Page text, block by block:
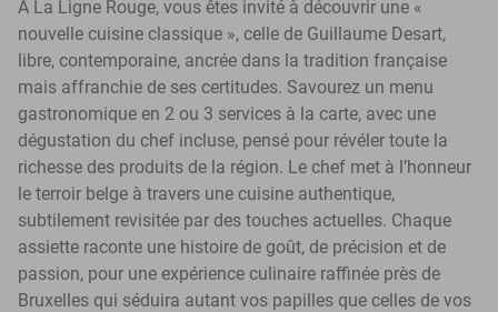
À La Ligne Rouge, vous êtes invité à découvrir une «
nouvelle cuisine classique », celle de Guillaume Desart,
libre, contemporaine, ancrée dans la tradition française
mais affranchie de ses certitudes. Savourez un menu
gastronomique en 2 ou 3 services à la carte, avec une
dégustation du chef incluse, pensé pour révéler toute la
richesse des produits de la région. Le chef met à l’honneur
le terroir belge à travers une cuisine authentique,
subtilement revisitée par des touches actuelles. Chaque
assiette raconte une histoire de goût, de précision et de
passion, pour une expérience culinaire raffinée près de
Bruxelles qui séduira autant vos papilles que celles de vos